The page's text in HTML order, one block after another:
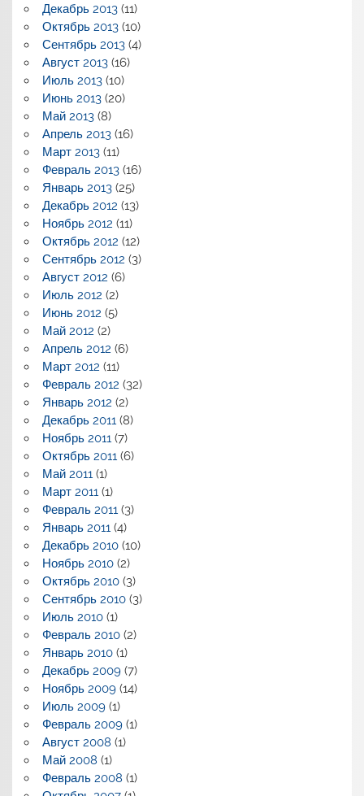
Декабрь 2013(11)
Октябрь 2013(10)
Сентябрь 2013(4)
Август 2013(16)
Июль 2013(10)
Июнь 2013(20)
Май 2013(8)
Апрель 2013(16)
Март 2013(11)
Февраль 2013(16)
Январь 2013(25)
Декабрь 2012 (13)
Ноябрь 2012 (11)
Октябрь 2012 (12)
Сентябрь 2012 (3)
Август 2012 (6)
Июль 2012 (2)
Июнь 2012 (5)
Май 2012 (2)
Апрель 2012 (6)
Март 2012 (11)
Февраль 2012 (32)
Январь 2012 (2)
Декабрь 2011(8)
Ноябрь 2011(7)
Октябрь 2011(6)
Май 2011(1)
Март 2011(1)
Февраль 2011(3)
Январь 2011(4)
Декабрь 2010(10)
Ноябрь 2010(2)
Октябрь 2010(3)
Сентябрь 2010(3)
Июль 2010(1)
Февраль 2010(2)
Январь 2010(1)
Декабрь 2009(7)
Ноябрь 2009(14)
Июль 2009(1)
Февраль 2009(1)
Август 2008 (1)
Май 2008 (1)
Февраль 2008 (1)